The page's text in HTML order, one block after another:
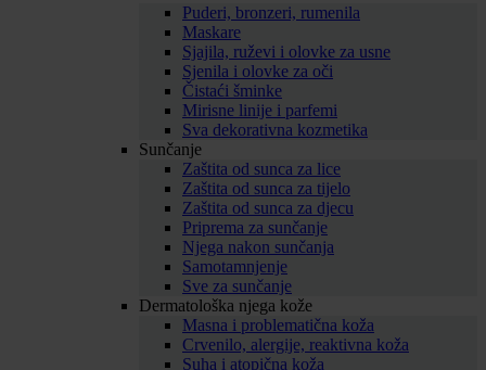
Puderi, bronzeri, rumenila
Maskare
Sjajila, ruževi i olovke za usne
Sjenila i olovke za oči
Čistaći šminke
Mirisne linije i parfemi
Sva dekorativna kozmetika
Sunčanje
Zaštita od sunca za lice
Zaštita od sunca za tijelo
Zaštita od sunca za djecu
Priprema za sunčanje
Njega nakon sunčanja
Samotamnjenje
Sve za sunčanje
Dermatološka njega kože
Masna i problematična koža
Crvenilo, alergije, reaktivna koža
Suha i atopična koža